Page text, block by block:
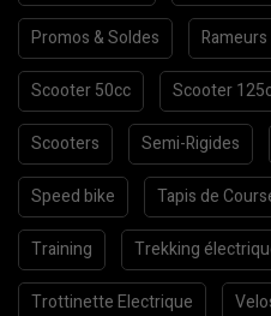
Promos & Soldes Rameurs
Scooter 50cc Scooter
Scooters Semi-Rigides
Speed bike Tapis de
Training Trekking
Trottinette Electrique